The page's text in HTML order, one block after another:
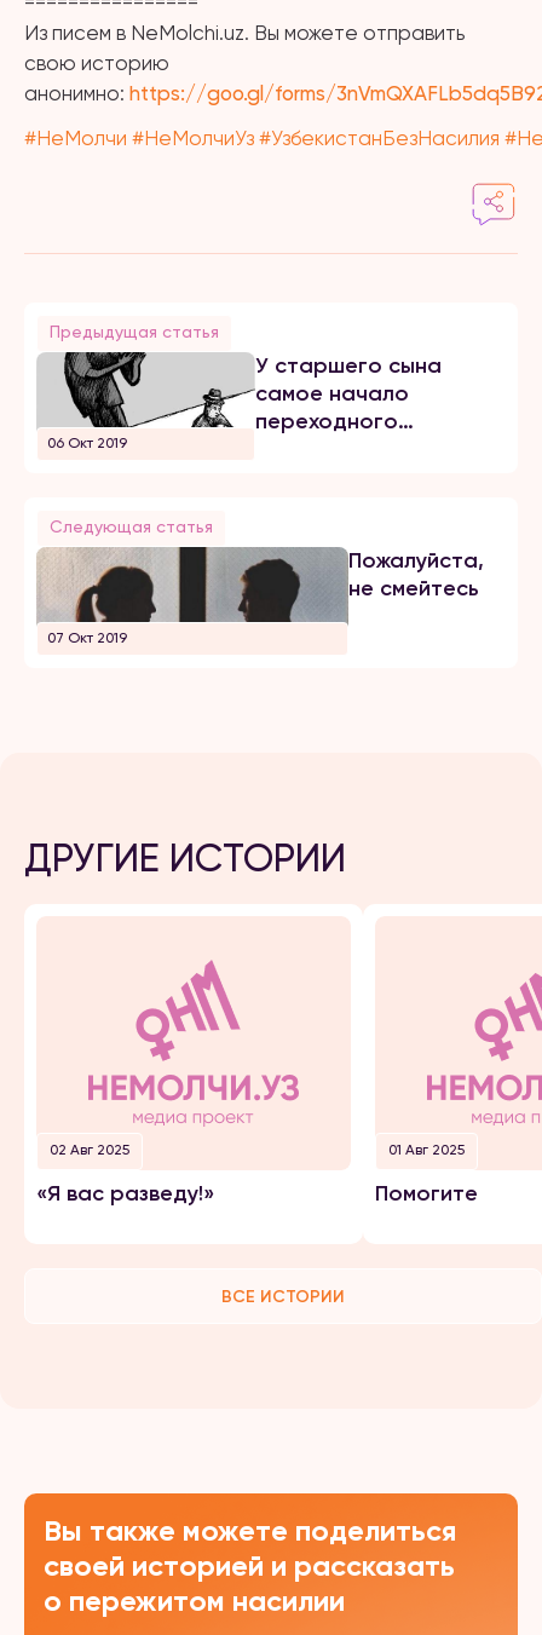
Из писем в NeMolchi.uz. Вы можете отправить
свою историю
анонимно: https://goo.gl/forms/
#НеМолчи #НеМолчиУз #УзбекистанБезНасилия #
Предыдущая статья
06 Окт 2019
У старшего сына
самое начало
переходного
Следующая статья
07 Окт 2019
Пожалуйста,
не смейтесь
ДРУГИЕ ИСТОРИИ
02 Авг 2025
«Я вас разведу!»
01 Авг 2025
Помогите
ВСЕ ИСТОРИИ
Вы также можете поделиться
своей историей и рассказать
о пережитом насилии